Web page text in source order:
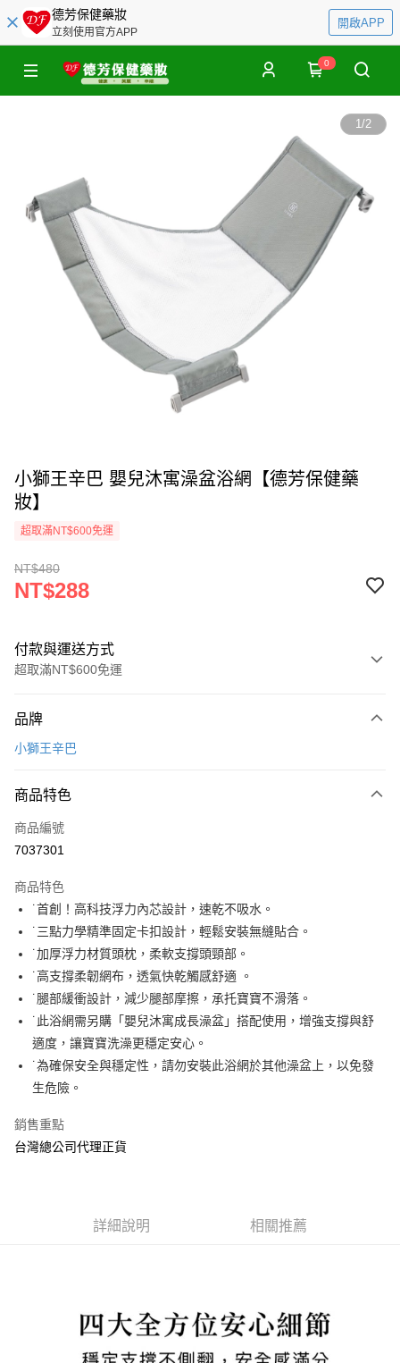
德芳保健藥妝
立刻使用官方APP
開啟APP
0
1/2
小獅王辛巴 嬰兒沐寓澡盆浴網【德芳保健藥
妝】
超取滿NT$600免運
NT$480
NT$288
付款與運送方式
超取滿NT$600免運
信用卡一次付款
LINE Pay
Apple Pay
悠遊付
AFTEE先享後付
相關說明
【關於「AFTEE先享後付」】
AFTEE先享後付是「在收到商品之後才付款」的支付方式。 讓您購物簡單
便利好安心！
１．簡單：不需註冊會員、不需綁卡、不需儲值。
２．便利：只要手機號碼，簡訊認證，即可結帳。
３．安心：先確認商品／服務後，再付款。
【「AFTEE先享後付」結帳流程】
２．訂單成立數日內，您將收到繳費通知簡訊。
３．收到繳費通知簡訊後14天內，點擊此簡訊中的連結，可透過四大超商／
※ 交易是否成功請以「AFTEE先享後付 」之結帳頁面顯示為準，若有關於
易，需依本服務之必要範圍內提供個人資料，並將交易相關給付款項請求債
權轉讓予恩沛科技股份有限公司。
２．關於個人資料處理事宜，請瀏覽以下網址：
ATM付款
運送方式
全家取貨付款
每筆NT$70，滿NT$600(含以上)免運費
每筆NT$70，滿NT$600(含以上)免運費
付款後門市自取
品牌
小獅王辛巴
商品特色
商品編號
7037301
商品特色
˙首創！高科技浮力內芯設計，速乾不吸水。
˙三點力學精準固定卡扣設計，輕鬆安裝無縫貼合。
˙加厚浮力材質頭枕，柔軟支撐頭頸部。
˙高支撐柔韌網布，透氣快乾觸感舒適 。
˙腿部緩衝設計，減少腿部摩擦，承托寶寶不滑落。
˙此浴網需另購「嬰兒沐寓成長澡盆」搭配使用，增強支撐與舒
適度，讓寶寶洗澡更穩定安心。
˙為確保安全與穩定性，請勿安裝此浴網於其他澡盆上，以免發
生危險。
銷售重點
台灣總公司代理正貨
詳細說明 相關推薦